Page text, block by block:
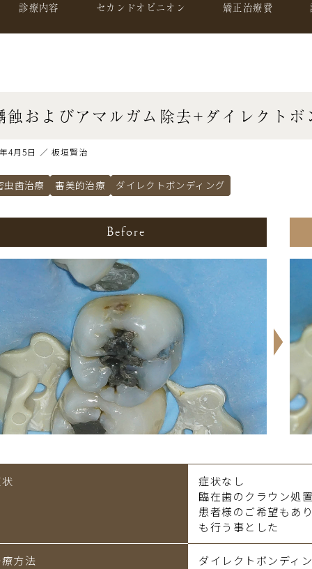
診療内容 セカンドオピニオン 矯正治療費
蝕およびアマルガム除去+ダイレクトボ
4月5日 ／ 板垣賢治
虫歯治療 審美的治療 ダイレクトボンディング
Before
症状なし
臨在歯のクラウン処
患者様のご希望もあ
も行う事とした
方法 ダイレクトボンディ